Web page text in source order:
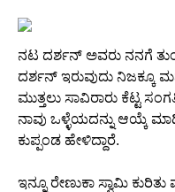
ನಟ ದರ್ಶನ್ ಅವರು ನನಗೆ
ದರ್ಶನ್ ಇರುವುದು ನಿಜಕ್ಕೂ
ಮುತ್ತಲು ಸಾವಿರಾರು ಕೆಟ್ಟ
ನಾವು ಒಳ್ಳೆಯದನ್ನು ಆಯ್ಕೆ
ಕುಪ್ಪಂಡ ಹೇಳಿದ್ದಾರೆ.
ಇನ್ನೂ ರೇಣುಕಾ ಸ್ವಾಮಿ